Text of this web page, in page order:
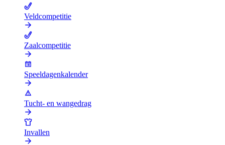
Veldcompetitie
Zaalcompetitie
Speeldagenkalender
Tucht- en wangedrag
Invallen